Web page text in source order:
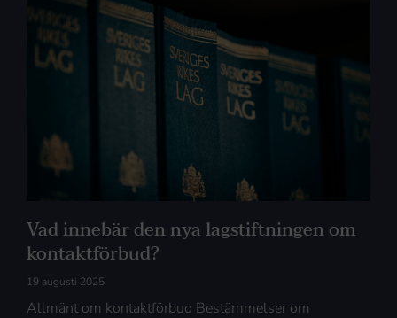
Vad innebär den nya lagstiftningen om
kontaktförbud?
19 augusti 2025
Allmänt om kontaktförbud Bestämmelser om